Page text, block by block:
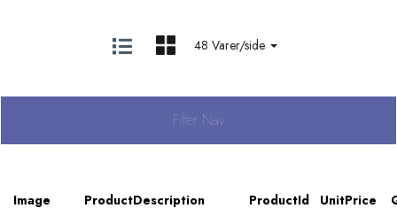
48 Varer/side
Filter Nav
Image ProductDescription ProductId UnitPrice